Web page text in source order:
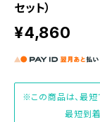
セット）
¥4,860
※この商品は、最短
最短到